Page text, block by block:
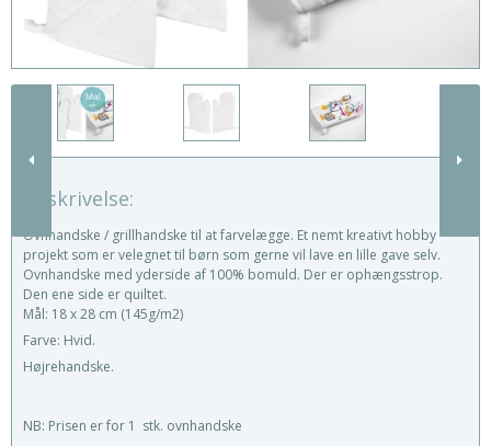
Beskrivelse:
Ovnhandske / grillhandske til at farvelægge. Et nemt kreativt hobby
projekt som er velegnet til børn som gerne vil lave en lille gave selv.
Ovnhandske med yderside af 100% bomuld. Der er ophængsstrop.
Den ene side er quiltet.
Mål: 18 x 28 cm (145g/m2)
Farve: Hvid.
Højrehandske.
NB: Prisen er for 1 stk. ovnhandske